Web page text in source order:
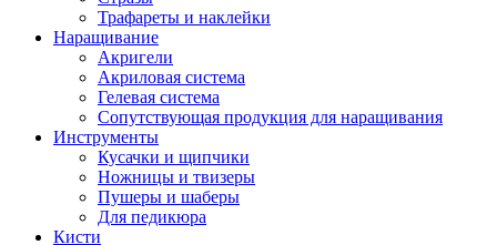
Трафареты и наклейки
Наращивание
Акригели
Акриловая система
Гелевая система
Сопутствующая продукция для наращивания
Инструменты
Кусачки и щипчики
Ножницы и твизеры
Пушеры и шаберы
Для педикюра
Кисти